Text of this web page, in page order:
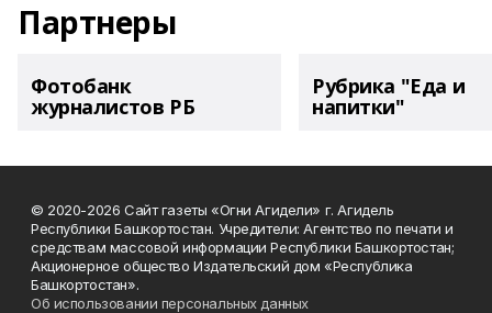
Партнеры
Фотобанк
журналистов РБ
Рубрика "Еда и
напитки"
© 2020-2026 Сайт газеты «Огни Агидели» г. Агидель
Республики Башкортостан. Учредители: Агентство по печати и
средствам массовой информации Республики Башкортостан;
Акционерное общество Издательский дом «Республика
Башкортостан».
Об использовании персональных данных